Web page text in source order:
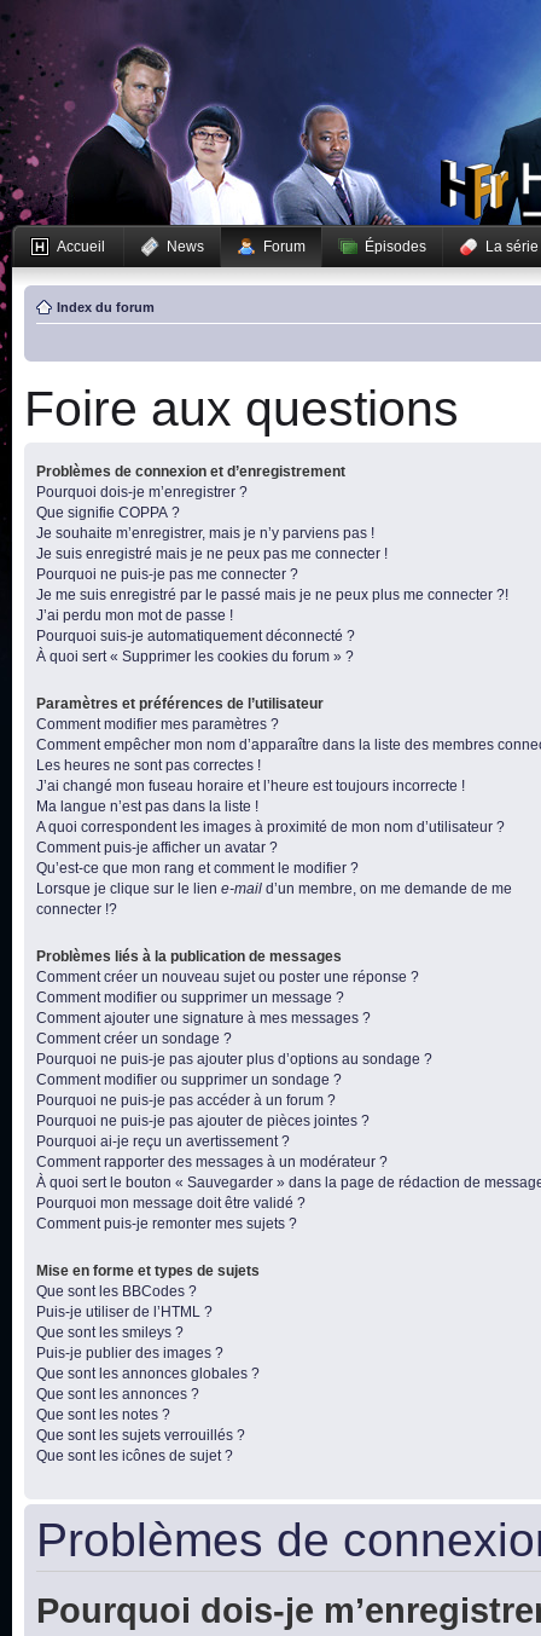
Accueil News Forum Épisodes La série
Index du forum
Foire aux questions
Problèmes de connexion et d’enregistrement
Pourquoi dois-je m’enregistrer ?
Que signifie COPPA ?
Je souhaite m’enregistrer, mais je n’y parviens pas !
Je suis enregistré mais je ne peux pas me connecter !
Pourquoi ne puis-je pas me connecter ?
Je me suis enregistré par le passé mais je ne peux plus me connecter ?!
J’ai perdu mon mot de passe !
Pourquoi suis-je automatiquement déconnecté ?
À quoi sert « Supprimer les cookies du forum » ?
Paramètres et préférences de l’utilisateur
Comment modifier mes paramètres ?
Comment empêcher mon nom d’apparaître dans la liste des membres
Les heures ne sont pas correctes !
J’ai changé mon fuseau horaire et l’heure est toujours incorrecte !
Ma langue n’est pas dans la liste !
A quoi correspondent les images à proximité de mon nom d’utilisateur ?
Comment puis-je afficher un avatar ?
Qu’est-ce que mon rang et comment le modifier ?
Lorsque je clique sur le lien e-mail d’un membre, on me demande de me
connecter !?
Problèmes liés à la publication de messages
Comment créer un nouveau sujet ou poster une réponse ?
Comment modifier ou supprimer un message ?
Comment ajouter une signature à mes messages ?
Comment créer un sondage ?
Pourquoi ne puis-je pas ajouter plus d’options au sondage ?
Comment modifier ou supprimer un sondage ?
Pourquoi ne puis-je pas accéder à un forum ?
Pourquoi ne puis-je pas ajouter de pièces jointes ?
Pourquoi ai-je reçu un avertissement ?
Comment rapporter des messages à un modérateur ?
À quoi sert le bouton « Sauvegarder » dans la page de rédaction de
Pourquoi mon message doit être validé ?
Comment puis-je remonter mes sujets ?
Mise en forme et types de sujets
Que sont les BBCodes ?
Puis-je utiliser de l’HTML ?
Que sont les smileys ?
Puis-je publier des images ?
Que sont les annonces globales ?
Que sont les annonces ?
Que sont les notes ?
Que sont les sujets verrouillés ?
Que sont les icônes de sujet ?
Problèmes de
Pourquoi dois-je